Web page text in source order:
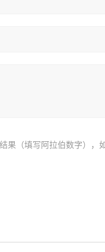
果（填写阿拉伯数字），